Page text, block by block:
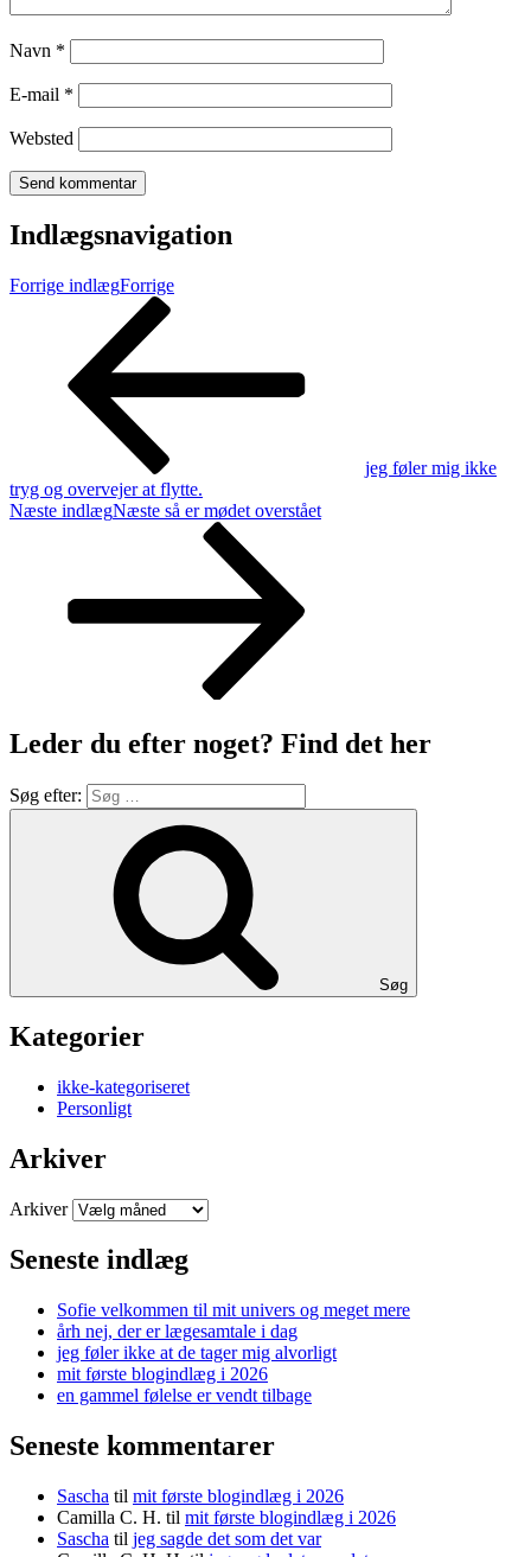
Navn *
E-mail *
Websted
Indlægsnavigation
Forrige indlægForrige
jeg føler mig ikke
tryg og overvejer at flytte.
Næste indlægNæste så er mødet overstået
Leder du efter noget? Find det her
Søg efter:
Søg
Kategorier
ikke-kategoriseret
Personligt
Arkiver
Arkiver
Seneste indlæg
Sofie velkommen til mit univers og meget mere
årh nej, der er lægesamtale i dag
jeg føler ikke at de tager mig alvorligt
mit første blogindlæg i 2026
en gammel følelse er vendt tilbage
Seneste kommentarer
Sascha til mit første blogindlæg i 2026
Camilla C. H. til mit første blogindlæg i 2026
Sascha til jeg sagde det som det var